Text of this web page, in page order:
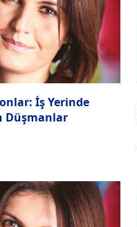
İş Yerinde
Düşmanlar